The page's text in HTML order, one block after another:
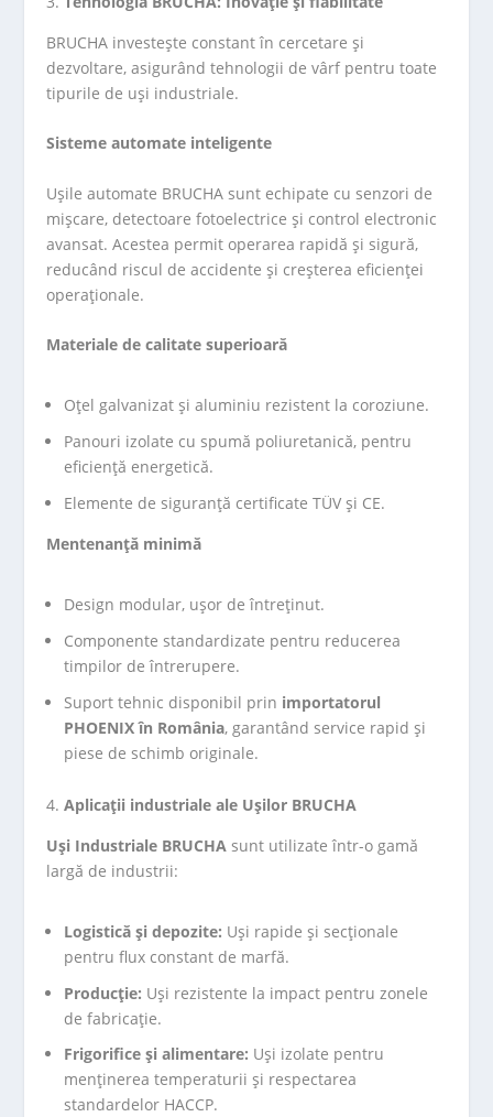
BRUCHA investește constant în cercetare și
dezvoltare, asigurând tehnologii de vârf pentru toate
tipurile de uși industriale.
Sisteme automate inteligente
Ușile automate BRUCHA sunt echipate cu senzori de
mișcare, detectoare fotoelectrice și control electronic
avansat. Acestea permit operarea rapidă și sigură,
reducând riscul de accidente și creșterea eficienței
operaționale.
Materiale de calitate superioară
Oțel galvanizat și aluminiu rezistent la coroziune.
Panouri izolate cu spumă poliuretanică, pentru
eficiență energetică.
Elemente de siguranță certificate TÜV și CE.
Mentenanță minimă
Design modular, ușor de întreținut.
Componente standardizate pentru reducerea
timpilor de întrerupere.
Suport tehnic disponibil prin importatorul
PHOENIX în România, garantând service rapid și
piese de schimb originale.
Aplicații industriale ale Ușilor BRUCHA
Uși Industriale BRUCHA sunt utilizate într-o gamă
largă de industrii:
Logistică și depozite: Uși rapide și secționale
pentru flux constant de marfă.
Producție: Uși rezistente la impact pentru zonele
de fabricație.
Frigorifice și alimentare: Uși izolate pentru
menținerea temperaturii și respectarea
standardelor HACCP.